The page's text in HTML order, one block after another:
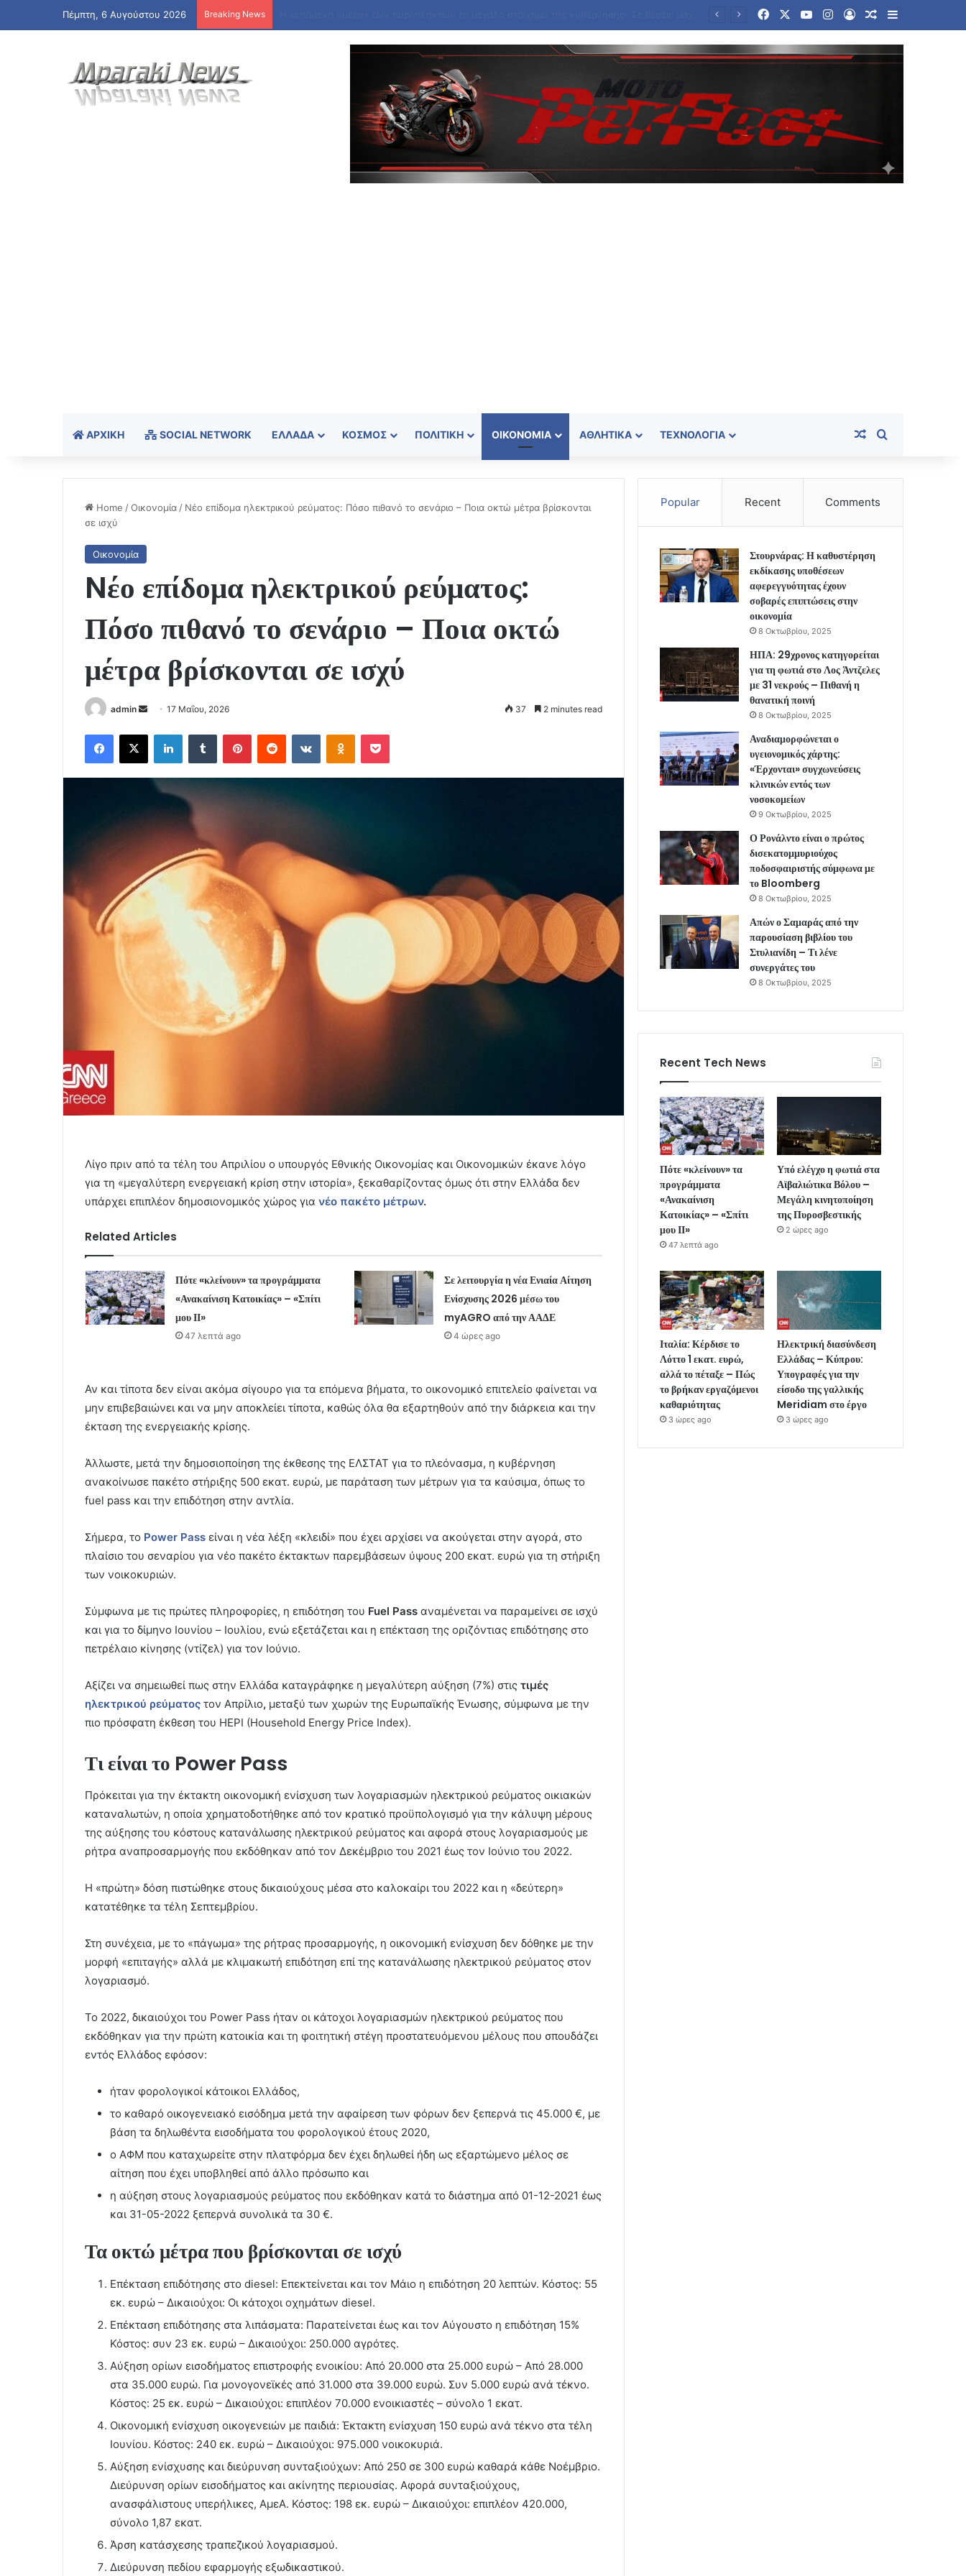
Πέμπτη, 6 Αυγούστου 2026 Breaking News FacebookYouTubeInstagram
Log InRandom Article
Sidebar
ΑΡΧΙΚΉ SOCIAL NETWORK ΕΛΛΆΔΑ ΚΌΣΜΟΣ ΠΟΛΙΤΙΚΉ ΟΙΚΟΝΟΜΊΑ ΑΘΛΗΤΙΚΆ ΤΕΧΝΟΛΟΓΊΑ Random Article
Home /Οικονομία / Nέο επίδομα ηλεκτρικού ρεύματος: Πόσο πιθανό το σενάριο – Ποια οκτώ μέτρα βρίσκονται
σε ισχύ
Οικονομία
Nέο επίδομα ηλεκτρικού ρεύματος:
Πόσο πιθανό το σενάριο – Ποια οκτώ
μέτρα βρίσκονται σε ισχύ
admin
Send
email
17 Μαΐου, 2026 37 2 minutes read
Facebook
X LinkedInTumblr PinterestReddit VKontakteOdnoklassniki
Pocket
Λίγο πριν από τα τέλη του Απριλίου ο υπουργός Εθνικής Οικονομίας και Οικονομικών έκανε λόγο
για τη «μεγαλύτερη ενεργειακή κρίση στην ιστορία», ξεκαθαρίζοντας όμως ότι στην Ελλάδα δεν
υπάρχει επιπλέον δημοσιονομικός χώρος για νέο πακέτο μέτρων.
Related Articles
Πότε «κλείνουν» τα προγράμματα
«Ανακαίνιση Κατοικίας» – «Σπίτι
μου ΙΙ»
47 λεπτά ago
Σε λειτουργία η νέα Ενιαία Αίτηση
Ενίσχυσης 2026 μέσω του
myAGRO από την ΑΑΔΕ
4 ώρες ago
Αν και τίποτα δεν είναι ακόμα σίγουρο για τα επόμενα βήματα, το οικονομικό επιτελείο φαίνεται να
μην επιβεβαιώνει και να μην αποκλείει τίποτα, καθώς όλα θα εξαρτηθούν από την διάρκεια και την
έκταση της ενεργειακής κρίσης.
Άλλωστε, μετά την δημοσιοποίηση της έκθεσης της ΕΛΣΤΑΤ για το πλεόνασμα, η κυβέρνηση
ανακοίνωσε πακέτο στήριξης 500 εκατ. ευρώ, με παράταση των μέτρων για τα καύσιμα, όπως το
fuel pass και την επιδότηση στην αντλία.
Σήμερα, το Power Pass είναι η νέα λέξη «κλειδί» που έχει αρχίσει να ακούγεται στην αγορά, στο
πλαίσιο του σεναρίου για νέο πακέτο έκτακτων παρεμβάσεων ύψους 200 εκατ. ευρώ για τη στήριξη
των νοικοκυριών.
Σύμφωνα με τις πρώτες πληροφορίες, η επιδότηση του Fuel Pass αναμένεται να παραμείνει σε ισχύ
και για το δίμηνο Ιουνίου – Ιουλίου, ενώ εξετάζεται και η επέκταση της οριζόντιας επιδότησης στο
πετρέλαιο κίνησης (ντίζελ) για τον Ιούνιο.
Αξίζει να σημειωθεί πως στην Ελλάδα καταγράφηκε η μεγαλύτερη αύξηση (7%) στις τιμές
ηλεκτρικού ρεύματος τον Απρίλιο, μεταξύ των χωρών της Ευρωπαϊκής Ένωσης, σύμφωνα με την
πιο πρόσφατη έκθεση του HEPI (Household Energy Price Index).
Τι είναι το Power Pass
Πρόκειται για την έκτακτη οικονομική ενίσχυση των λογαριασμών ηλεκτρικού ρεύματος οικιακών
καταναλωτών, η οποία χρηματοδοτήθηκε από τον κρατικό προϋπολογισμό για την κάλυψη μέρους
της αύξησης του κόστους κατανάλωσης ηλεκτρικού ρεύματος και αφορά στους λογαριασμούς με
ρήτρα αναπροσαρμογής που εκδόθηκαν από τον Δεκέμβριο του 2021 έως τον Ιούνιο του 2022.
Η «πρώτη» δόση πιστώθηκε στους δικαιούχους μέσα στο καλοκαίρι του 2022 και η «δεύτερη»
κατατέθηκε τα τέλη Σεπτεμβρίου.
Στη συνέχεια, με το «πάγωμα» της ρήτρας προσαρμογής, η οικονομική ενίσχυση δεν δόθηκε με την
μορφή «επιταγής» αλλά με κλιμακωτή επιδότηση επί της κατανάλωσης ηλεκτρικού ρεύματος στον
λογαριασμό.
Το 2022, δικαιούχοι του Power Pass ήταν οι κάτοχοι λογαριασμών ηλεκτρικού ρεύματος που
εκδόθηκαν για την πρώτη κατοικία και τη φοιτητική στέγη προστατευόμενου μέλους που σπουδάζει
εντός Ελλάδος εφόσον:
ήταν φορολογικοί κάτοικοι Ελλάδος,
το καθαρό οικογενειακό εισόδημα μετά την αφαίρεση των φόρων δεν ξεπερνά τις 45.000 €, με
βάση τα δηλωθέντα εισοδήματα του φορολογικού έτους 2020,
ο ΑΦΜ που καταχωρείτε στην πλατφόρμα δεν έχει δηλωθεί ήδη ως εξαρτώμενο μέλος σε
αίτηση που έχει υποβληθεί από άλλο πρόσωπο και
η αύξηση στους λογαριασμούς ρεύματος που εκδόθηκαν κατά το διάστημα από 01-12-2021 έως
και 31-05-2022 ξεπερνά συνολικά τα 30 €.
Τα οκτώ μέτρα που βρίσκονται σε ισχύ
Επέκταση επιδότησης στο diesel: Επεκτείνεται και τον Μάιο η επιδότηση 20 λεπτών. Κόστος: 55
εκ. ευρώ – Δικαιούχοι: Οι κάτοχοι οχημάτων diesel.
Επέκταση επιδότησης στα λιπάσματα: Παρατείνεται έως και τον Αύγουστο η επιδότηση 15%
Κόστος: συν 23 εκ. ευρώ – Δικαιούχοι: 250.000 αγρότες.
Αύξηση ορίων εισοδήματος επιστροφής ενοικίου: Από 20.000 στα 25.000 ευρώ – Από 28.000
στα 35.000 ευρώ. Για μονογονεϊκές από 31.000 στα 39.000 ευρώ. Συν 5.000 ευρώ ανά τέκνο.
Κόστος: 25 εκ. ευρώ – Δικαιούχοι: επιπλέον 70.000 ενοικιαστές – σύνολο 1 εκατ.
Οικονομική ενίσχυση οικογενειών με παιδιά: Έκτακτη ενίσχυση 150 ευρώ ανά τέκνο στα τέλη
Ιουνίου. Κόστος: 240 εκ. ευρώ – Δικαιούχοι: 975.000 νοικοκυριά.
Αύξηση ενίσχυσης και διεύρυνση συνταξιούχων: Από 250 σε 300 ευρώ καθαρά κάθε Νοέμβριο.
Διεύρυνση ορίων εισοδήματος και ακίνητης περιουσίας. Αφορά συνταξιούχους,
ανασφάλιστους υπερήλικες, ΑμεΑ. Κόστος: 198 εκ. ευρώ – Δικαιούχοι: επιπλέον 420.000,
σύνολο 1,87 εκατ.
Άρση κατάσχεσης τραπεζικού λογαριασμού.
Διεύρυνση πεδίου εφαρμογής εξωδικαστικού.
Popular Recent Comments
Στουρνάρας: Η καθυστέρηση
εκδίκασης υποθέσεων
αφερεγγυότητας έχουν
σοβαρές επιπτώσεις στην
οικονομία
8 Οκτωβρίου, 2025
ΗΠΑ: 29χρονος κατηγορείται
για τη φωτιά στο Λος Άντζελες
με 31 νεκρούς – Πιθανή η
θανατική ποινή
8 Οκτωβρίου, 2025
Αναδιαμορφώνεται ο
υγειονομικός χάρτης:
«Έρχονται» συγχωνεύσεις
κλινικών εντός των
νοσοκομείων
9 Οκτωβρίου, 2025
Ο Ρονάλντο είναι ο πρώτος
δισεκατομμυριούχος
ποδοσφαιριστής σύμφωνα με
το Bloomberg
8 Οκτωβρίου, 2025
Απών ο Σαμαράς από την
παρουσίαση βιβλίου του
Στυλιανίδη – Τι λένε
συνεργάτες του
8 Οκτωβρίου, 2025
Recent Tech News
Πότε «κλείνουν» τα
προγράμματα
«Ανακαίνιση
Κατοικίας» – «Σπίτι
μου ΙΙ»
47 λεπτά ago
Υπό ελέγχο η φωτιά στα
Αϊβαλιώτικα Βόλου –
Μεγάλη κινητοποίηση
της Πυροσβεστικής
2 ώρες ago
Ιταλία: Κέρδισε το
Λόττο 1 εκατ. ευρώ,
αλλά το πέταξε – Πώς
το βρήκαν εργαζόμενοι
καθαριότητας
3 ώρες ago
Ηλεκτρική διασύνδεση
Ελλάδας – Κύπρου:
Υπογραφές για την
είσοδο της γαλλικής
Meridiam στο έργο
3 ώρες ago